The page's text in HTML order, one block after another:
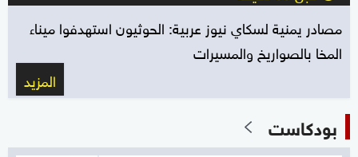
مصادر يمنية لسكاي نيوز عربية: الحوثيون استهدفوا ميناء
المخا بالصواريخ والمسيرات
المزيد
بودكاست